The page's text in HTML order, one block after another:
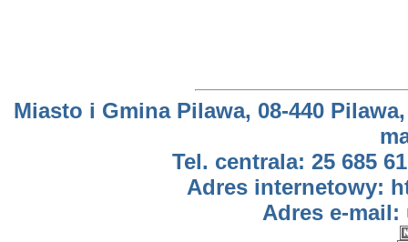
Miasto i Gmina Pilawa, 08-440
Tel. centrala: 25 685
Adres internetowy:
Adres e-mail: